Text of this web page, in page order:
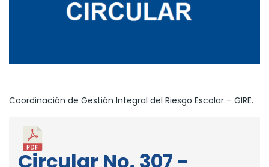
Coordinación de Gestión Integral del Riesgo Escolar – GIRE.
Circular No. 307 -